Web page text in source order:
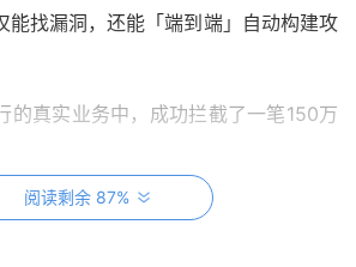
能找漏洞，还能「端到端」自动构建攻
的真实业务中，成功拦截了一笔150万
彻底震了。
阅读剩余 87%